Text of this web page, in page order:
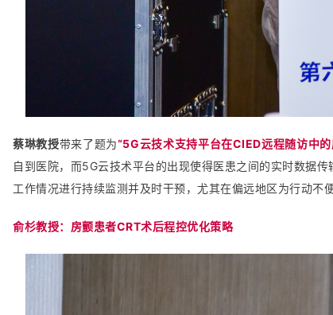
蔡琳教授带来了题为“5G云技术支持平台在CIED远程随访中的
自到医院，而5G云技术平台的出现使得医患之间的实时数据
工作情况进行持续监测并及时干预，尤其在偏远地区为行动不
俞杉教授：房颤患者CRT术后程控优化策略